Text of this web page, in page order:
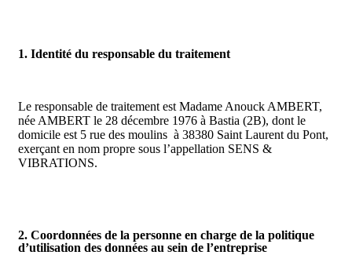
1. Identité du responsable du traitement
Le responsable de traitement est Madame Anouck AMBERT,
née AMBERT le 28 décembre 1976 à Bastia (2B), dont le
domicile est 5 rue des moulins à 38380 Saint Laurent du Pont,
exerçant en nom propre sous l’appellation SENS &
VIBRATIONS.
2. Coordonnées de la personne en charge de la politique
d’utilisation des données au sein de l’entreprise